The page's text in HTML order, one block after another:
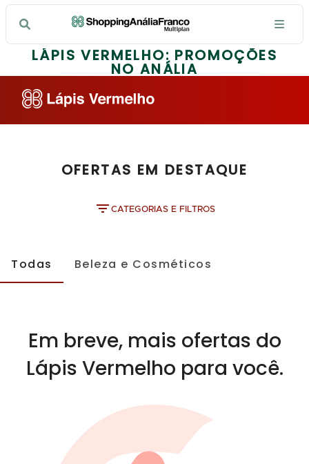
LÁPIS VERMELHO: PROMOÇÕES
NO ANÁLIA
OFERTAS EM DESTAQUE
CATEGORIAS E FILTROS
Todas Beleza e Cosméticos
Em breve, mais ofertas do
Lápis Vermelho para você.